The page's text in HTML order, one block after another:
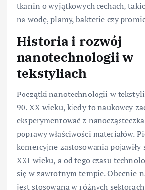
tkanin o wyjątkowych cechach,
na wodę, plamy, bakterie czy
Historia i rozwój
nanotechnologii w
tekstyliach
Początki nanotechnologii w
90. XX wieku, kiedy to naukowcy
eksperymentować z
poprawy właściwości materiałów.
komercyjne zastosowania pojawiły
XXI wieku, a od tego czasu
się w zawrotnym tempie. Obecnie
jest stosowana w różnych sektorach